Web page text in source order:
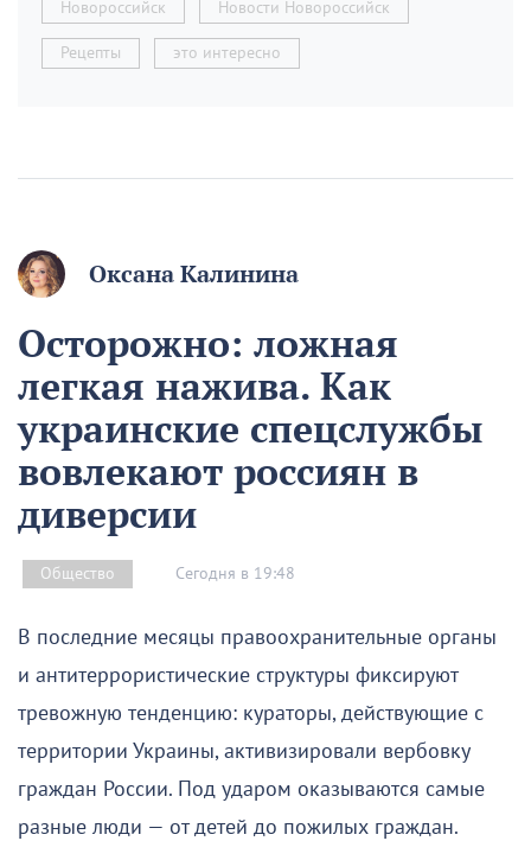
Новороссийск Новости Новороссийск
Рецепты это интересно
Оксана Калинина
Осторожно: ложная
легкая нажива. Как
украинские спецслужбы
вовлекают россиян в
диверсии
Общество Сегодня в 19:48
В последние месяцы правоохранительные органы
и антитеррористические структуры фиксируют
тревожную тенденцию: кураторы, действующие с
территории Украины, активизировали вербовку
граждан России. Под ударом оказываются самые
разные люди — от детей до пожилых граждан.